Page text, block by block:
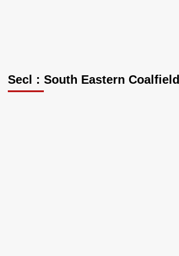
Secl : South Eastern